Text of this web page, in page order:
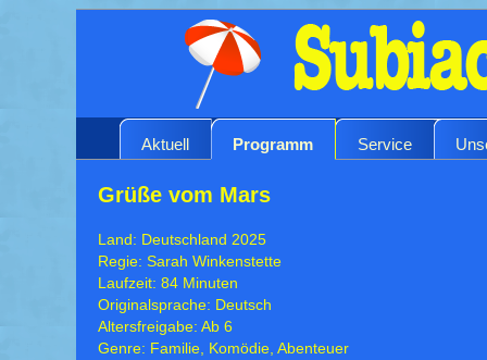
Aktuell Programm Service
Grüße vom Mars
Land: Deutschland 2025
Regie: Sarah Winkenstette
Laufzeit: 84 Minuten
Originalsprache: Deutsch
Altersfreigabe: Ab 6
Genre: Familie, Komödie, Abenteuer